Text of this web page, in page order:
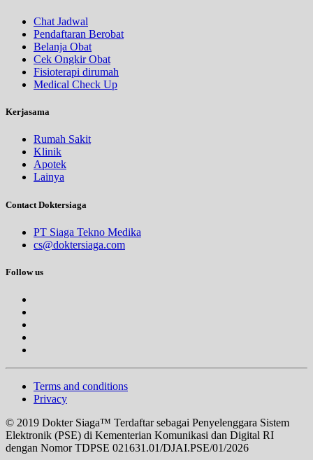
Chat Jadwal
Pendaftaran Berobat
Belanja Obat
Cek Ongkir Obat
Fisioterapi dirumah
Medical Check Up
Kerjasama
Rumah Sakit
Klinik
Apotek
Lainya
Contact Doktersiaga
PT Siaga Tekno Medika
cs@doktersiaga.com
Follow us
Terms and conditions
Privacy
© 2019 Dokter Siaga™ Terdaftar sebagai Penyelenggara Sistem
Elektronik (PSE) di Kementerian Komunikasi dan Digital RI
dengan Nomor TDPSE 021631.01/DJAI.PSE/01/2026